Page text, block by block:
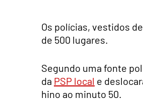
Os polícias, vestidos
de 500 lugares.
Segundo uma fonte
da PSP local e
hino ao minuto 50.